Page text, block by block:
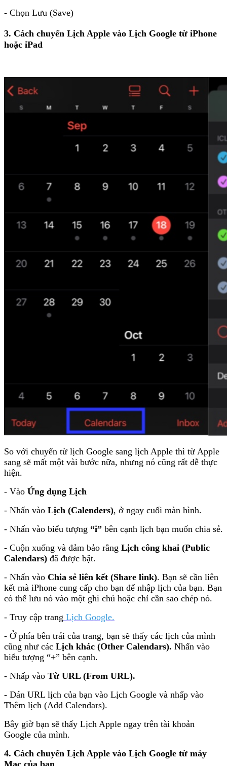
- Chọn Lưu (Save)
3. Cách chuyển Lịch Apple vào Lịch Google từ iPhone
hoặc iPad
So với chuyển từ lịch Google sang lịch Apple thì từ Apple
sang sẽ mất một vài bước nữa, nhưng nó cũng rất dễ thực
hiện.
- Vào Ứng dụng Lịch
- Nhấn vào Lịch (Calenders), ở ngay cuối màn hình.
- Nhấn vào biểu tượng “i” bên cạnh lịch bạn muốn chia sẻ.
- Cuộn xuống và đảm bảo rằng Lịch công khai (Public
Calendars) đã được bật.
- Nhấn vào Chia sẻ liên kết (Share link). Bạn sẽ cần liên
kết mà iPhone cung cấp cho bạn để nhập lịch của bạn. Bạn
có thể lưu nó vào một ghi chú hoặc chỉ cần sao chép nó.
- Truy cập trang Lịch Google.
- Ở phía bên trái của trang, bạn sẽ thấy các lịch của mình
cũng như các Lịch khác (Other Calendars). Nhấn vào
biểu tượng “+” bên cạnh.
- Nhấp vào Từ URL (From URL).
- Dán URL lịch của bạn vào Lịch Google và nhấp vào
Thêm lịch (Add Calendars).
Bây giờ bạn sẽ thấy Lịch Apple ngay trên tài khoản
Google của mình.
4. Cách chuyển Lịch Apple vào Lịch Google từ máy
Mac của bạn